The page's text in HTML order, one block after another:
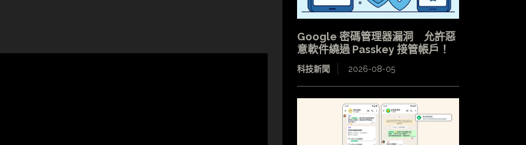
Google 密碼管理器漏洞 允許惡
意軟件繞過 Passkey 接管帳戶！
科技新聞 2026-08-05